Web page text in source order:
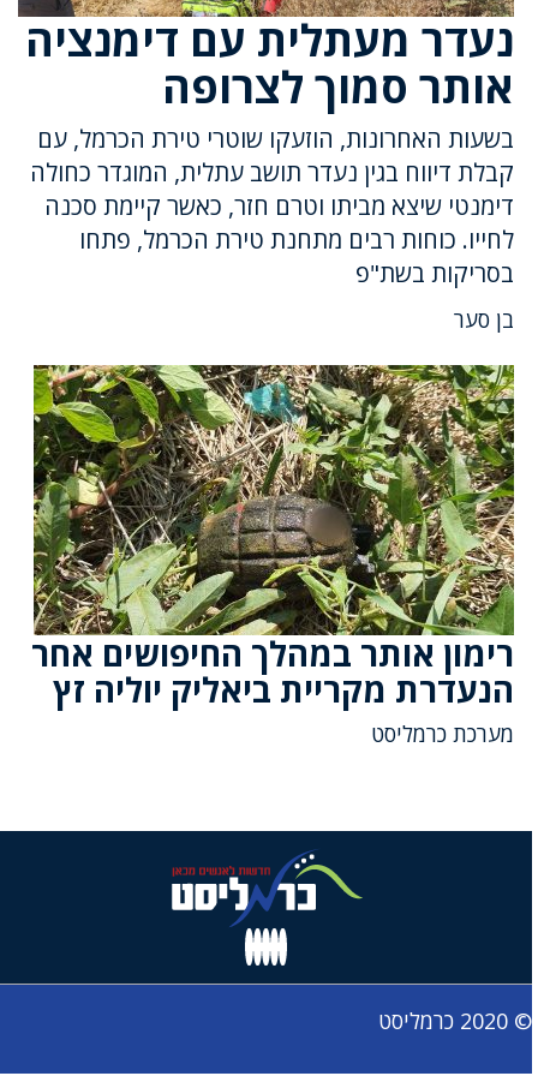
נעדר מעתלית עם דימנציה
אותר סמוך לצרופה
בשעות האחרונות, הוזעקו שוטרי טירת הכרמל, עם
קבלת דיווח בגין נעדר תושב עתלית, המוגדר כחולה
דימנטי שיצא מביתו וטרם חזר, כאשר קיימת סכנה
לחייו. כוחות רבים מתחנת טירת הכרמל, פתחו
בסריקות בשת"פ
בן סער
רימון אותר במהלך החיפושים אחר
הנעדרת מקריית ביאליק יוליה זץ
מערכת כרמליסט
© 2020 כרמליסט